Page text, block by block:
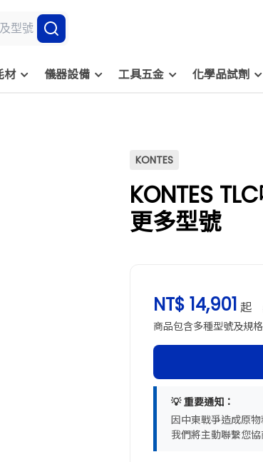
材 儀器設備 工具五金 化學品試劑
KONTES
KONTES
更多型號
NT$ 14,901 起
商品包含多種型號及規
💡 重要通知：
因中東戰爭造成原
我們將主動聯繫您